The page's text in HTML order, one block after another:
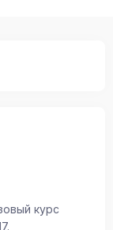
курс